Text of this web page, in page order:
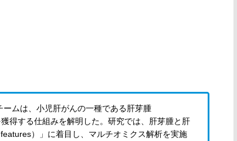
ムは、小児肝がんの一種である肝芽腫
得する仕組みを解明した。研究では、肝芽腫と肝
）」に着目し、マルチオミクス解析を実施